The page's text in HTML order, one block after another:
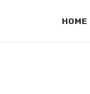
HOME